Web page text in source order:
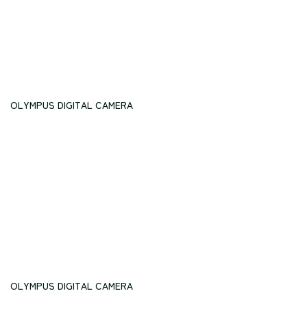
OLYMPUS DIGITAL CAMERA
OLYMPUS DIGITAL CAMERA